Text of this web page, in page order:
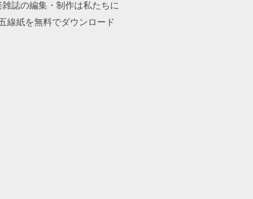
誌の編集・制作は私たちに
線紙を無料でダウンロード